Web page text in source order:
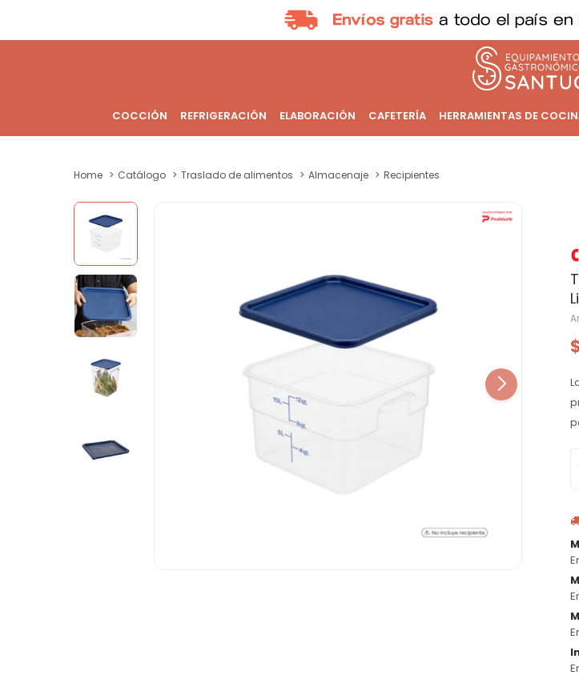
COCCIÓN REFRIGERACIÓN ELABORACIÓN CAFETERÍA HERRAMIENTAS DE
Home Catálogo Traslado de alimentos Almacenaje Recipientes